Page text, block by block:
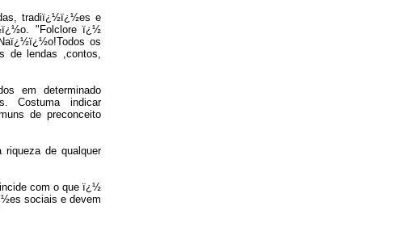
tradiï¿½ï¿½es e
"Folclore ï¿½
os
de lendas ,contos,
em determinado
Costuma indicar
de preconceito
de qualquer
com o que ï¿½
sociais e devem